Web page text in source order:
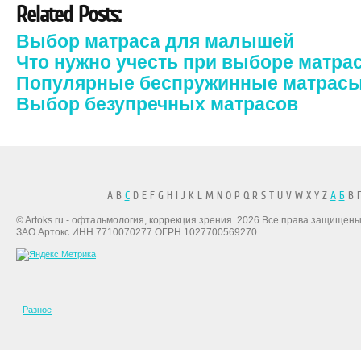
Related Posts:
Выбор матраса для малышей
Что нужно учесть при выборе
Популярные беспружинные
Выбор безупречных матрасов
A B CD E F G H I J K L M N O P Q R S T U V W X Y Z А БВ
© Artoks.ru - офтальмология, коррекция зрения. 2026 Все права
ЗАО Артокс ИНН 7710070277 ОГРН 1027700569270
Разное